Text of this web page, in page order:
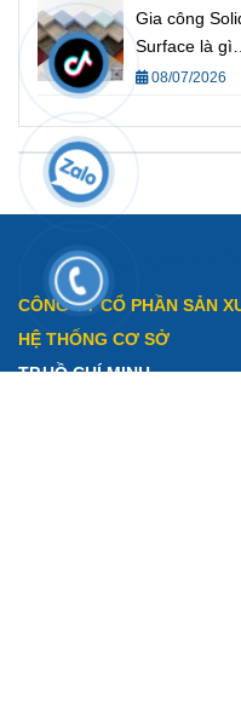
Surface từ
AOF là giải
pháp cho bếp
Gia công
Surface là gì?
Quy trình gia
Surface và
chuẩn kỹ
08/07/2026
LIÊN HỆ CHÚNG TÔI:
CÔNG TY CỔ PHẦN SẢN
HỆ THỐNG CƠ SỞ
TP.HỒ CHÍ MINH